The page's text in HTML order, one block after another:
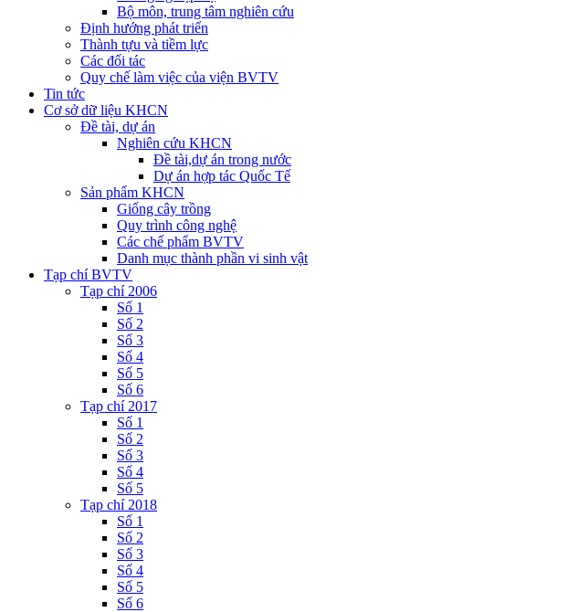
Bộ môn, trung tâm nghiên cứu
Định hướng phát triển
Thành tựu và tiềm lực
Các đối tác
Quy chế làm việc của viện BVTV
Tin tức
Cơ sở dữ liệu KHCN
Đề tài, dự án
Nghiên cứu KHCN
Đề tài,dự án trong nước
Dự án hợp tác Quốc Tế
Sản phẩm KHCN
Giống cây trồng
Quy trình công nghệ
Các chế phẩm BVTV
Danh mục thành phần vi sinh vật
Tạp chí BVTV
Tạp chí 2006
Số 1
Số 2
Số 3
Số 4
Số 5
Số 6
Tạp chí 2017
Số 1
Số 2
Số 3
Số 4
Số 5
Tạp chí 2018
Số 1
Số 2
Số 3
Số 4
Số 5
Số 6